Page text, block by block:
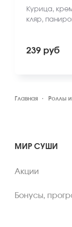
Курица,
кляр,
и соевый
заказа.
отличаться
239 руб
Главная Роллы
МИР СУШИ
Акции
Бонусы,